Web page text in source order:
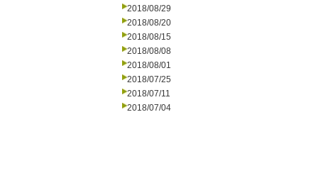
2018/08/29
2018/08/20
2018/08/15
2018/08/08
2018/08/01
2018/07/25
2018/07/11
2018/07/04